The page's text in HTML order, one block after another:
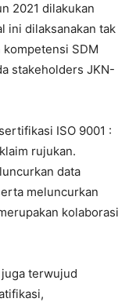
2021 dilakukan
ini dilaksanakan tak
SDM
stakeholders JKN-
ISO 9001 :
rujukan.
data
meluncurkan
kolaborasi
terwujud